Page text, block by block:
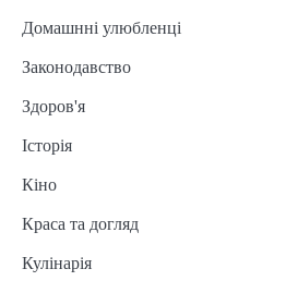
Домашнні улюбленці
Законодавство
Здоров'я
Історія
Кіно
Краса та догляд
Кулінарія